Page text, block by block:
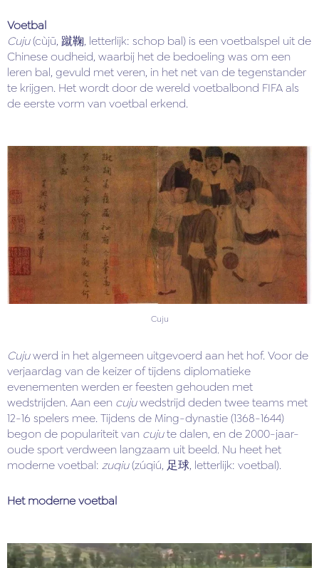
Voetbal
Cuju(cùjū, 蹴鞠, letterlijk: schop bal) is een voetbalspel uit de
Chinese oudheid, waarbij het de bedoeling was om een
leren bal, gevuld met veren, in het net van de tegenstander
te krijgen. Het wordt door de wereld voetbalbond FIFA als
de eerste vorm van voetbal erkend.
Cuju
Cujuwerd in het algemeen uitgevoerd aan het hof. Voor de
verjaardag van de keizer of tijdens diplomatieke
evenementen werden er feesten gehouden met
wedstrijden. Aan een cujuwedstrijd deden twee teams met
12-16 spelers mee. Tijdens de Ming-dynastie (1368-1644)
begon de populariteit van cujute dalen, en de 2000-jaar-
oude sport verdween langzaam uit beeld. Nu heet het
moderne voetbal: zuqiu(zúqiú, 足球, letterlijk: voetbal).
Het moderne voetbal